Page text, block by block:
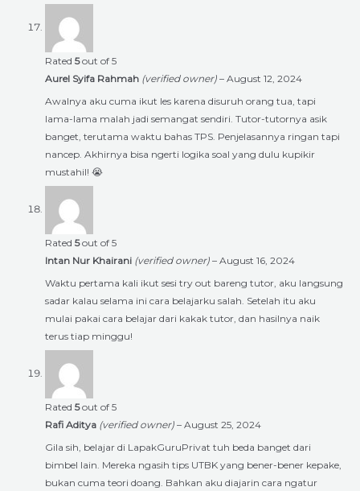
Rated 5out of 5
Aurel Syifa Rahmah (verified owner) – August 12, 2024
Awalnya aku cuma ikut les karena disuruh orang tua, tapi
lama-lama malah jadi semangat sendiri. Tutor-tutornya asik
banget, terutama waktu bahas TPS. Penjelasannya ringan tapi
nancep. Akhirnya bisa ngerti logika soal yang dulu kupikir
mustahil! 😭
Rated 5out of 5
Intan Nur Khairani (verified owner) – August 16, 2024
Waktu pertama kali ikut sesi try out bareng tutor, aku langsung
sadar kalau selama ini cara belajarku salah. Setelah itu aku
mulai pakai cara belajar dari kakak tutor, dan hasilnya naik
terus tiap minggu!
Rated 5out of 5
Rafi Aditya (verified owner) – August 25, 2024
Gila sih, belajar di LapakGuruPrivat tuh beda banget dari
bimbel lain. Mereka ngasih tips UTBK yang bener-bener kepake,
bukan cuma teori doang. Bahkan aku diajarin cara ngatur